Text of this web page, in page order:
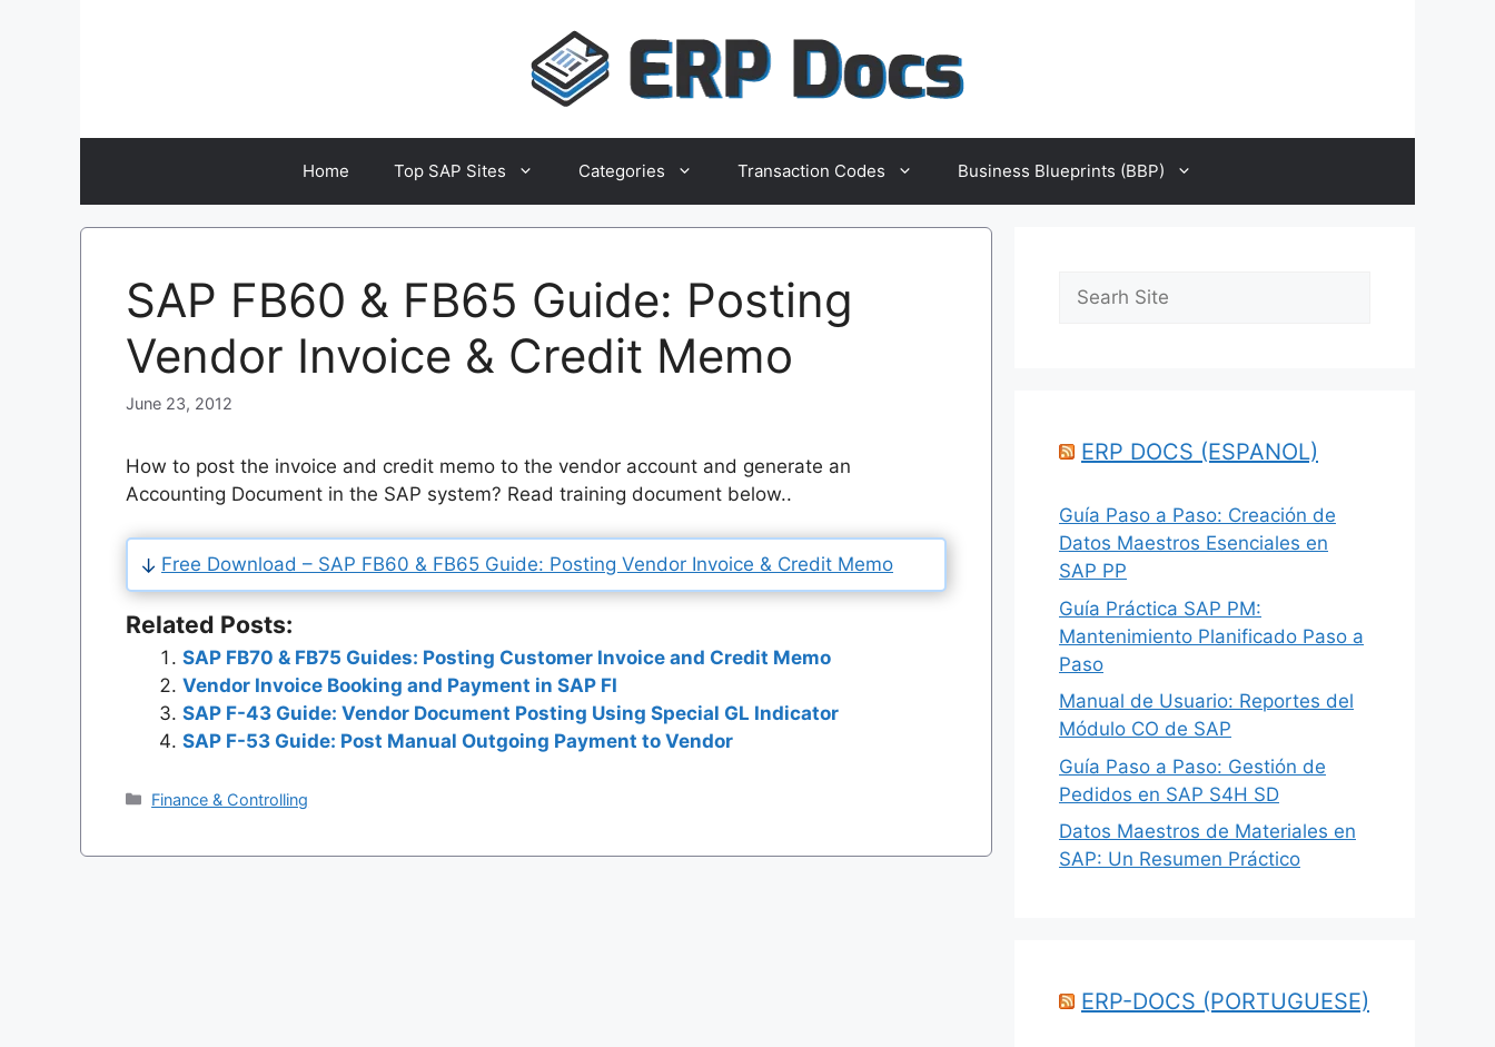
Home Top SAP Sites Categories Transaction Codes Business Blueprints (BBP)
SAP FB60 & FB65 Guide: Posting
Vendor Invoice & Credit Memo
June 23, 2012
How to post the invoice and credit memo to the vendor account and generate an
Accounting Document in the SAP system? Read training document below..
Free Download – SAP FB60 & FB65 Guide: Posting Vendor Invoice & Credit Memo
Related Posts:
SAP FB70 & FB75 Guides: Posting Customer Invoice and Credit Memo
Vendor Invoice Booking and Payment in SAP FI
SAP F-43 Guide: Vendor Document Posting Using Special GL Indicator
SAP F-53 Guide: Post Manual Outgoing Payment to Vendor
Categories
Finance & Controlling
Search
ERP DOCS (ESPANOL)
Guía Paso a Paso: Creación de
Datos Maestros Esenciales en
SAP PP
Guía Práctica SAP PM:
Mantenimiento Planificado Paso a
Paso
Manual de Usuario: Reportes del
Módulo CO de SAP
Guía Paso a Paso: Gestión de
Pedidos en SAP S4H SD
Datos Maestros de Materiales en
SAP: Un Resumen Práctico
ERP-DOCS (PORTUGUESE)